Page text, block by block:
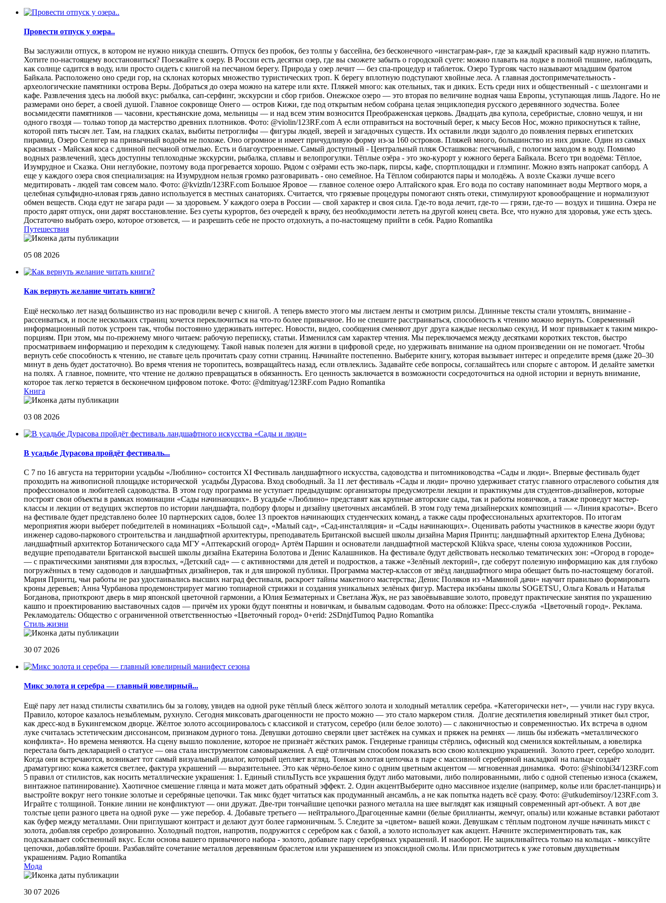
Провести отпуск у озера..
Вы заслужили отпуск, в котором не нужно никуда спешить. Отпуск без пробок, без толпы у бассейна, без бесконечного «инстаграм-рая», где за каждый красивый кадр нужно платить.
Хотите по-настоящему восстановиться? Поезжайте к озеру. В России есть десятки озер, где вы сможете забыть о городской суете: можно плавать на лодке в полной тишине, наблюдать,
как солнце садится в воду, или просто сидеть с книгой на песчаном берегу. Природа у озер лечит — без спа-процедур и таблеток. Озеро Тургояк часто называют младшим братом
Байкала. Расположено оно среди гор, на склонах которых множество туристических троп. К берегу вплотную подступают хвойные леса. А главная достопримечательность -
археологические памятники острова Веры. Добраться до озера можно на катере или яхте. Пляжей много: как отельных, так и диких. Есть среди них и общественный - с шезлонгами и
кафе. Развлечения здесь на любой вкус: рыбалка, сап-серфинг, экскурсии и сбор грибов. Онежское озеро — это вторая по величине водная чаша Европы, уступающая лишь Ладоге. Но не
размерами оно берет, а своей душой. Главное сокровище Онего — остров Кижи, где под открытым небом собрана целая энциклопедия русского деревянного зодчества. Более
восьмидесяти памятников — часовни, крестьянские дома, мельницы — и над всем этим возносится Преображенская церковь. Двадцать два купола, серебристые, словно чешуя, и ни
одного гвоздя — только топор да мастерство древних плотников. Фото: @violin/123RF.com А если отправиться на восточный берег, к мысу Бесов Нос, можно прикоснуться к тайне,
которой пять тысяч лет. Там, на гладких скалах, выбиты петроглифы — фигуры людей, зверей и загадочных существ. Их оставили люди задолго до появления первых египетских
пирамид. Озеро Селигер на привычный водоём не похоже. Оно огромное и имеет причудливую форму из-за 160 островов. Пляжей много, большинство из них дикие. Один из самых
красивых - Майская коса с длинной песчаной отмелью. Есть и благоустроенные. Самый доступный - Центральный пляж Осташкова: песчаный, с пологим заходом в воду. Помимо
водных развлечений, здесь доступны теплоходные экскурсии, рыбалка, сплавы и велопрогулки. Тёплые озёра - это эко-курорт у южного берега Байкала. Всего три водоёма: Тёплое,
Изумрудное и Сказка. Они неглубокие, поэтому вода прогревается хорошо. Рядом с озёрами есть эко-парк, пирсы, кафе, спортплощадки и глэмпинг. Можно взять напрокат сапборд. А
еще у каждого озера своя специализация: на Изумрудном нельзя громко разговаривать - оно семейное. На Тёплом собираются пары и молодёжь. А возле Сказки лучше всего
медитировать - людей там совсем мало. Фото: @kviztln/123RF.com Большое Яровое — главное соленое озеро Алтайского края. Его вода по составу напоминает воды Мертвого моря, а
целебная сульфидно-иловая грязь давно используется в местных санаториях. Считается, что грязевые процедуры помогают снять отеки, стимулируют кровообращение и нормализуют
обмен веществ. Сюда едут не загара ради — за здоровьем. У каждого озера в России — свой характер и своя сила. Где-то вода лечит, где-то — грязи, где-то — воздух и тишина. Озера не
просто дарят отпуск, они дарят восстановление. Без суеты курортов, без очередей к врачу, без необходимости лететь на другой конец света. Все, что нужно для здоровья, уже есть здесь.
Достаточно выбрать озеро, которое отзовется, — и разрешить себе не просто отдохнуть, а по-настоящему прийти в себя. Радио Romantika
Путешествия
05 08 2026
Как вернуть желание читать книги?
Eщё несколько лет назад большинство из нас проводили вечер с книгой. А теперь вместо этого мы листаем ленты и смотрим рилсы. Длинные тексты стали утомлять, внимание -
рассеиваться, и после нескольких страниц хочется переключиться на что-то более привычное. Но не спешите расстраиваться, способность к чтению можно вернуть. Современный
информационный поток устроен так, чтобы постоянно удерживать интерес. Новости, видео, сообщения сменяют друг друга каждые несколько секунд. И мозг привыкает к таким микро-
порциям. При этом, мы по-прежнему много читаем: рабочую переписку, статьи. Изменился сам характер чтения. Мы переключаемся между десятками коротких текстов, быстро
просматриваем информацию и переходим к следующему. Такой навык полезен для жизни в цифровой среде, но удерживать внимание на одном произведении он не помогает. Чтобы
вернуть себе способность к чтению, не ставьте цель прочитать сразу сотни страниц. Начинайте постепенно. Выберите книгу, которая вызывает интерес и определите время (даже 20–30
минут в день будет достаточно). Во время чтения не торопитесь, возвращайтесь назад, если отвлеклись. Задавайте себе вопросы, соглашайтесь или спорьте с автором. И делайте заметки
на полях. А главное, помните, что чтение не должно превращаться в обязанность. Его ценность заключается в возможности сосредоточиться на одной истории и вернуть внимание,
которое так легко теряется в бесконечном цифровом потоке. Фото: @dmitryag/123RF.com Радио Romantika
Книга
03 08 2026
В усадьбе Дурасова пройдёт фестиваль...
С 7 по 16 августа на территории усадьбы «Люблино» состоится XI Фестиваль ландшафтного искусства, садоводства и питомниководства «Сады и люди». Впервые фестиваль будет
проходить на живописной площадке исторической усадьбы Дурасова. Вход свободный. За 11 лет фестиваль «Сады и люди» прочно удерживает статус главного отраслевого события для
профессионалов и любителей садоводства. В этом году программа не уступает предыдущим: организаторы предусмотрели лекции и практикумы для студентов-дизайнеров, которые
построят свои объекты в рамках номинации «Сады начинающих». В усадьбе «Люблино» представят как крупные авторские сады, так и работы новичков, а также проведут мастер-
классы и лекции от ведущих экспертов по истории ландшафта, подбору флоры и дизайну цветочных ансамблей. В этом году тема дизайнерских композиций — «Линия красоты». Всего
на фестивале будет представлено более 10 партнерских садов, более 13 проектов начинающих студенческих команд, а также сады профессиональных архитекторов. По итогам
мероприятия жюри выберет победителей в номинациях «Большой сад», «Малый сад», «Сад-инсталляция» и «Сады начинающих». Оценивать работы участников в качестве жюри будут
инженер садово-паркового строительства и ландшафтной архитектуры, преподаватель Британской высшей школы дизайна Мария Принтц; ландшафтный архитектор Елена Дубнова;
ландшафтный архитектор Ботанического сада МГУ «Аптекарский огород» Артём Паршин и основатели ландшафтной мастерской Klükva space, члены союза художников России,
ведущие преподаватели Британской высшей школы дизайна Екатерина Болотова и Денис Калашников. На фестивале будут действовать несколько тематических зон: «Огород в городе»
— с практическими занятиями для взрослых, «Детский сад» — с активностями для детей и подростков, а также «Зелёный лекторий», где соберут полезную информацию как для глубоко
погружённых в тему садоводов и ландшафтных дизайнеров, так и для широкой публики. Программа мастер-классов от звёзд ландшафтного мира обещает быть по-настоящему богатой.
Мария Принтц, чьи работы не раз удостаивались высших наград фестиваля, раскроет тайны макетного мастерства; Денис Поляков из «Маминой дачи» научит правильно формировать
кроны деревьев; Анна Чурбанова продемонстрирует магию топиарной стрижки и создания уникальных зелёных фигур. Мастера икэбаны школы SOGETSU, Ольга Коваль и Наталья
Богданова, приоткроют дверь в мир японской цветочной гармонии, а Юлия Безматерных и Светлана Жук, не раз завоёвывавшие золото, проведут практические занятия по украшению
кашпо и проектированию выставочных садов — причём их уроки будут понятны и новичкам, и бывалым садоводам. Фото на обложке: Пресс-служба «Цветочный город». Реклама.
Рекламодатель: Общество с ограниченной ответственностью «Цветочный город» 0+erid: 2SDnjdTumoq Радио Romantika
Стиль жизни
30 07 2026
Микс золота и серебра — главный ювелирный...
Ещё пару лет назад стилисты схватились бы за голову, увидев на одной руке тёплый блеск жёлтого золота и холодный металлик серебра. «Категорически нет», — учили нас гуру вкуса.
Правило, которое казалось незыблемым, рухнуло. Сегодня миксовать драгоценности не просто можно — это стало маркером стиля. Долгие десятилетия ювелирный этикет был строг,
как дресс-код в Букингемском дворце. Жёлтое золото ассоциировалось с классикой и статусом, серебро (или белое золото) — с лаконичностью и современностью. Их встреча в одном
луке считалась эстетическим диссонансом, признаком дурного тона. Девушки дотошно сверяли цвет застёжек на сумках и пряжек на ремнях — лишь бы избежать «металлического
конфликта». Но времена меняются. На сцену вышло поколение, которое не признаёт жёстких рамок. Гендерные границы стёрлись, офисный код сменился коктейльным, а ювелирка
перестала быть декларацией о статусе — она стала инструментом самовыражения. А ещё отличным способом показать всю свою коллекцию украшений. Золото греет, серебро холодит.
Когда они встречаются, возникает тот самый визуальный диалог, который цепляет взгляд. Тонкая золотая цепочка в паре с массивной серебряной накладкой на пальце создаёт
драматургию: кожа кажется светлее, фактура украшений — выразительнее. Это как чёрно-белое кино с одним цветным акцентом — мгновенная динамика. Фото: @shinobi34/123RF.com
5 правил от стилистов, как носить металлические украшения: 1. Единый стильПусть все украшения будут либо матовыми, либо полированными, либо с одной степенью износа (скажем,
винтажное патинирование). Хаотичное смешение глянца и мата может дать обратный эффект. 2. Один акцентВыберите одно массивное изделие (например, колье или браслет-панцирь) и
выстройте вокруг него тонкие золотые и серебряные цепочки. Так микс будет читаться как продуманный ансамбль, а не как попытка надеть всё сразу. Фото: @utkudemirsoy/123RF.com 3.
Играйте с толщиной. Тонкие линии не конфликтуют — они дружат. Две-три тончайшие цепочки разного металла на шее выглядят как изящный современный арт-объект. А вот две
толстые цепи разного цвета на одной руке — уже перебор. 4. Добавьте третьего — нейтрального.Драгоценные камни (белые бриллианты, жемчуг, опалы) или кожаные вставки работают
как буфер между металлами. Они приглушают контраст и делают дуэт более гармоничным. 5. Следите за «цветом» вашей кожи. Девушкам с тёплым подтоном лучше начинать микст с
золота, добавляя серебро дозированно. Холодный подтон, напротив, подружится с серебром как с базой, а золото использует как акцент. Начните экспериментировать так, как
подсказывает собственный вкус. Если основа вашего привычного набора - золото, добавьте пару серебряных украшений. И наоборот. Не зацикливайтесь только на кольцах - миксуйте
цепочки, добавляйте броши. Разбавляйте сочетание металлов деревянным браслетом или украшением из эпоксидной смолы. Или присмотритесь к уже готовым двухцветным
украшениям. Радио Romantika
Мода
30 07 2026